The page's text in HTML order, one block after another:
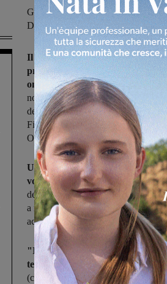
Giada Bazzanti a partire da lunedì
Dipartimento Oncologico
Il Calcit del Valdarno Fiorentino
professionale per facilitare il
oncologici. Si tratta di Giada
novembre entrerà a far parte del
dell’Azienda USL Toscana Centro,
Fioretto, come supporto operativo
Ospedale-Territorio in fase
Una collaborazione, della durata
volontariato e la struttura
delle recenti delibere della Regione
a rafforzare il percorso
accesso.
"Il nuovo facilitare sanitario si
territorio di riferimento, di
(come il Distretto Socio-sanitario,